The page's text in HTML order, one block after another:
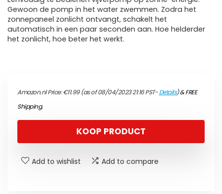
Gewoon de pomp in het water zwemmen. Zodra het
zonnepaneel zonlicht ontvangt, schakelt het
automatisch in een paar seconden aan. Hoe helderder
het zonlicht, hoe beter het werkt.
Amazon.nl Price:€11.99(as of 08/04/2023 21:16 PST-Details)&FREE
Shipping.
KOOP PRODUCT
Add to wishlist Add to compare